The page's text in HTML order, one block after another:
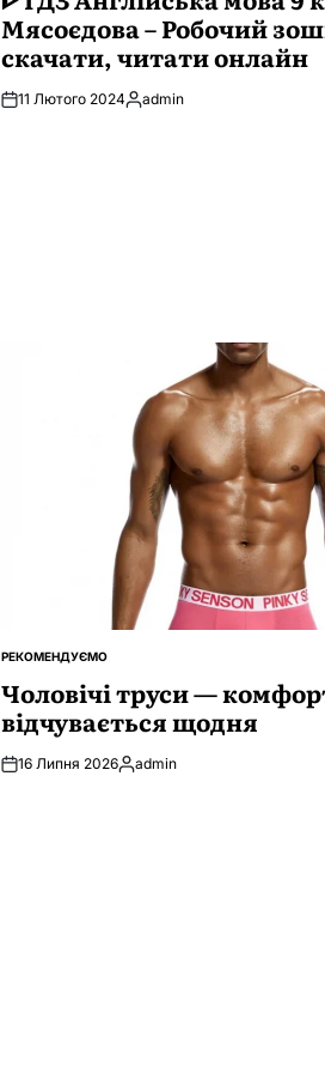
Мясоєдова – Робочий
скачати, читати онлайн
11 Лютого 2024Опубліковано
admin
ОПУБЛІКУВАТИ
РЕКОМЕНДУЄМО
Чоловічі труси —
відчувається щодня
16 Липня 2026Опубліковано
admin